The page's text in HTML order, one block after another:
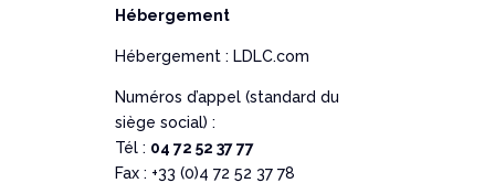
Hébergement
Hébergement : LDLC.com
Numéros d’appel (standard du
siège social) :
Tél : 04 72 52 37 77
Fax : +33 (0)4 72 52 37 78